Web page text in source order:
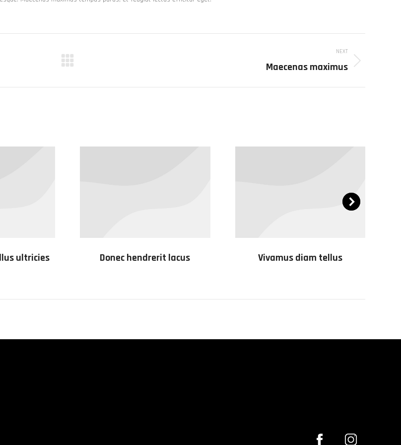
NEXT
Maecenas maximus
ultricies Donec hendrerit lacus Vivamus diam tellus